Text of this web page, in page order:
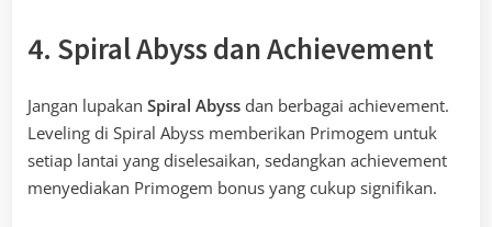
4. Spiral Abyss dan Achievement
Jangan lupakan Spiral Abyss dan berbagai achievement.
Leveling di Spiral Abyss memberikan Primogem untuk
setiap lantai yang diselesaikan, sedangkan achievement
menyediakan Primogem bonus yang cukup signifikan.